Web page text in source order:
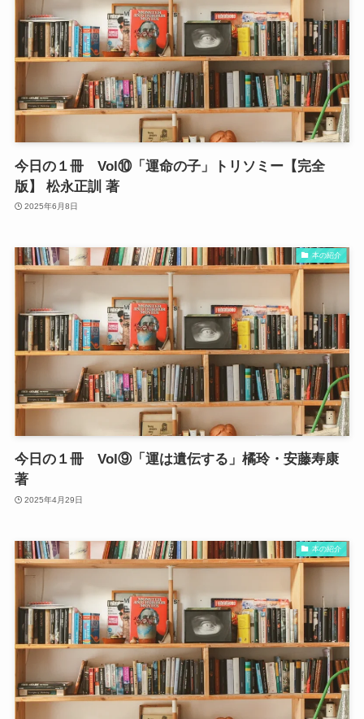
今日の１冊 Vol⑩「運命の子」トリソミー【完全
版】 松永正訓 著
2025年6月8日
本の紹介
今日の１冊 Vol⑨「運は遺伝する」橘玲・安藤寿康
著
2025年4月29日
本の紹介